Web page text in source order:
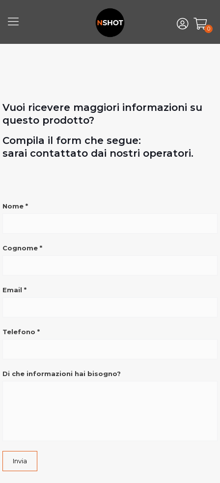
0
Vuoi ricevere maggiori informazioni su
questo prodotto?
Compila il form che segue:
sarai contattato dai nostri operatori.
INFO
Nome *
Cognome *
Email *
Telefono *
Di che informazioni hai bisogno?
Invia